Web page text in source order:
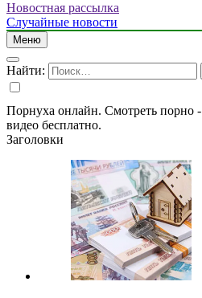
Новостная рассылка
Случайные новости
Меню
Найти:
Порнуха онлайн. Смотреть порно -
видео бесплатно.
Заголовки